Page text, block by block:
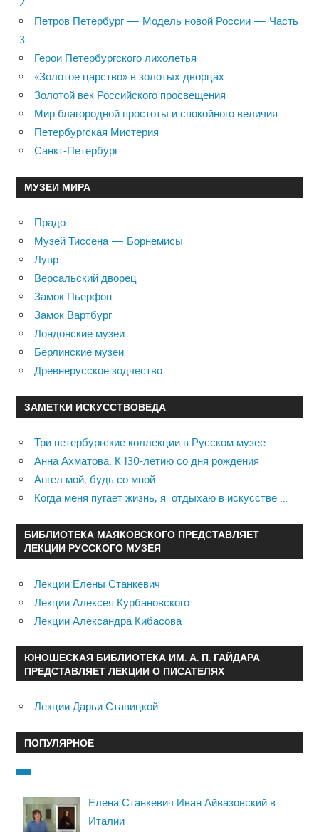
Петров Петербург — Модель новой России — Часть
3
Герои Петербургского лихолетья
«Золотое царство» в золотых дворцах
Золотой век Российского просвещения
Мир благородной простоты и спокойного величия
Петербургская Мистерия
Санкт-Петербург
МУЗЕИ МИРА
Прадо
Музей Тиссена — Борнемисы
Лувр
Версальский дворец
Замок Пьерфон
Замок Вартбург
Лондонские музеи
Берлинские музеи
Древнерусское зодчество
ЗАМЕТКИ ИСКУССТВОВЕДА
Три петербургские коллекции в Русском музее
Анна Ахматова. К 130-летию со дня рождения
Ангел мой, будь со мной
Когда меня пугает жизнь, я отдыхаю в искусстве …
БИБЛИОТЕКА МАЯКОВСКОГО ПРЕДСТАВЛЯЕТ
ЛЕКЦИИ РУССКОГО МУЗЕЯ
Лекции Елены Станкевич
Лекции Алексея Курбановского
Лекции Александра Кибасова
ЮНОШЕСКАЯ БИБЛИОТЕКА ИМ. А. П. ГАЙДАРА
ПРЕДСТАВЛЯЕТ ЛЕКЦИИ О ПИСАТЕЛЯХ
Лекции Дарьи Ставицкой
ПОПУЛЯРНОЕ
Елена Станкевич Иван Айвазовский в
Италии